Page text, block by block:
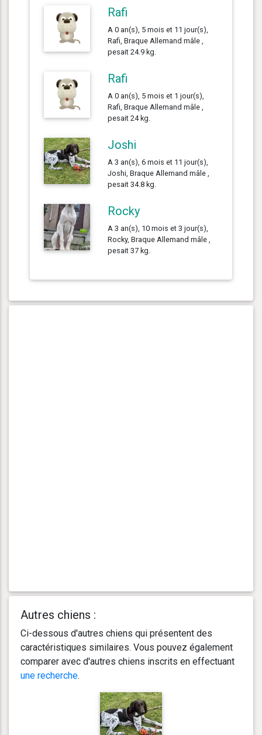
Rafi
A 0 an(s), 5 mois et 11 jour(s),
Rafi, Braque Allemand mâle ,
pesait 24.9 kg.
Rafi
A 0 an(s), 5 mois et 1 jour(s),
Rafi, Braque Allemand mâle ,
pesait 24 kg.
Joshi
A 3 an(s), 6 mois et 11 jour(s),
Joshi, Braque Allemand mâle ,
pesait 34.8 kg.
Rocky
A 3 an(s), 10 mois et 3 jour(s),
Rocky, Braque Allemand mâle ,
pesait 37 kg.
Autres chiens :
Ci-dessous d'autres chiens qui présentent des
caractéristiques similaires. Vous pouvez également
comparer avec d'autres chiens inscrits en effectuant
une recherche.